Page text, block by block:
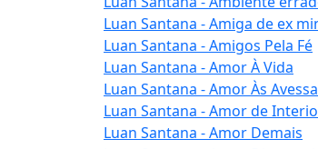
Luan Santana - Amiga de ex
Luan Santana - Amigos Pela Fé
Luan Santana - Amor À Vida
Luan Santana - Amor Às
Luan Santana - Amor de
Luan Santana - Amor Demais